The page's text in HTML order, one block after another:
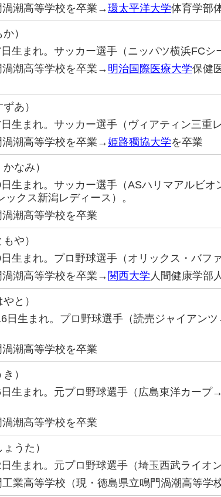
渦潮高等学校を卒業→環太平洋大学体育学部
）
生まれ。サッカー選手（ニッパツ横浜FCシ
渦潮高等学校を卒業→ 明治国際医療大学保健
あ）
生まれ。サッカー選手（ヴィアティン三重
渦潮高等学校を卒業→姫路獨協大学を卒業
かなみ）
生まれ。サッカー選手（ASハリマアルビ
クス新潟レディース）。
潮高等学校を卒業
や）
生まれ。プロ野球選手（オリックス・バファ
渦潮高等学校を卒業→ 関西大学 人間健康学部
と）
日生まれ。プロ野球選手（読売ジャイアン
潮高等学校を卒業
）
生まれ。元プロ野球選手（広島東洋カープ
潮高等学校を卒業
ょうた）
生まれ。元プロ野球選手（埼玉西武ライオン
業高等学校（現・徳島県立鳴門渦潮高等学